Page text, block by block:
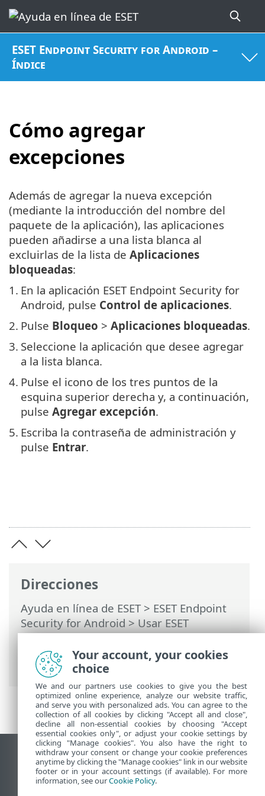
ESET Endpoint Security for Android –
Índice
Cómo agregar
excepciones
Direcciones
Ayuda en línea de ESET> ESET Endpoint
Security for Android>Usar ESET
Endpoint Security for Android >Control
de aplicaciones >Excepciones> Cómo
agregar excepciones
Además de agregar la nueva excepción
(mediante la introducción del nombre del
paquete de la aplicación), las aplicaciones
pueden añadirse a una lista blanca al
excluirlas de la lista de Aplicaciones
bloqueadas:
1. En la aplicación ESET Endpoint Security for
Android, pulse Control de aplicaciones.
2. Pulse Bloqueo > Aplicaciones bloqueadas.
3. Seleccione la aplicación que desee agregar
a la lista blanca.
4. Pulse el icono de los tres puntos de la
esquina superior derecha y, a continuación,
pulse Agregar excepción.
5. Escriba la contraseña de administración y
pulse Entrar.
Ver sitio para ordenador
End of Life
Base de conocimiento de ESET
Your account, your cookies
choice
We and our partners use cookies to give you the best
optimized online experience, analyze our website traffic,
and serve you with personalized ads. You can agree to the
collection of all cookies by clicking "Accept all and close",
decline all non-essential cookies by choosing "Accept
essential cookies only", or adjust your cookie settings by
clicking "Manage cookies". You also have the right to
withdraw your consent or change your cookie preferences
anytime by clicking the "Manage cookies" link in our website
footer or in your account settings (if available). For more
information, see ourCookie Policy.